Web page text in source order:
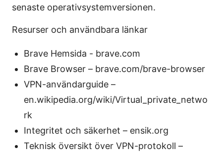
senaste operativsystemversionen.
Resurser och användbara länkar
Brave Hemsida - brave.com
Brave Browser – brave.com/brave-browser
VPN-användarguide –
en.wikipedia.org/wiki/Virtual_private_netwo
rk
Integritet och säkerhet – ensik.org
Teknisk översikt över VPN-protokoll –